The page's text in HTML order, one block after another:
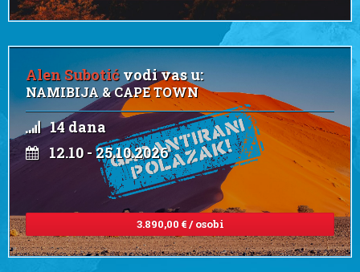
Alen Subotić vodi vas u:
NAMIBIJA & CAPE TOWN
14 dana
12.10 - 25.10.2026
3.890,00 € / osobi